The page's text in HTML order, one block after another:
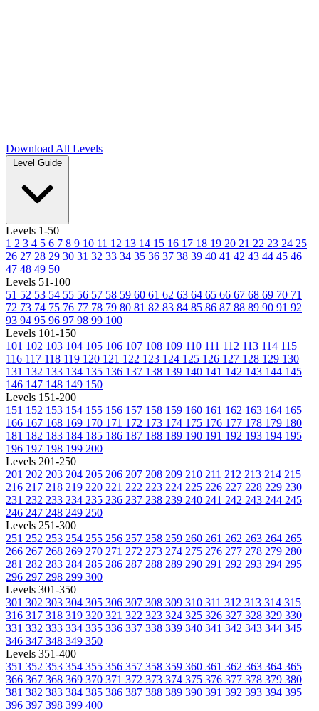
Download All Levels
Level Guide
Levels 1-50
1 2 3 4 5 6 7 8 9 10 11 12 13 14 15 16 17 18 19 20 21 22 23 24 25
26 27 28 29 30 31 32 33 34 35 36 37 38 39 40 41 42 43 44 45 46
47 48 49 50
Levels 51-100
51 52 53 54 55 56 57 58 59 60 61 62 63 64 65 66 67 68 69 70 71
72 73 74 75 76 77 78 79 80 81 82 83 84 85 86 87 88 89 90 91 92
93 94 95 96 97 98 99 100
Levels 101-150
101 102 103 104 105 106 107 108 109 110 111 112 113 114 115
116 117 118 119 120 121 122 123 124 125 126 127 128 129 130
131 132 133 134 135 136 137 138 139 140 141 142 143 144 145
146 147 148 149 150
Levels 151-200
151 152 153 154 155 156 157 158 159 160 161 162 163 164 165
166 167 168 169 170 171 172 173 174 175 176 177 178 179 180
181 182 183 184 185 186 187 188 189 190 191 192 193 194 195
196 197 198 199 200
Levels 201-250
201 202 203 204 205 206 207 208 209 210 211 212 213 214 215
216 217 218 219 220 221 222 223 224 225 226 227 228 229 230
231 232 233 234 235 236 237 238 239 240 241 242 243 244 245
246 247 248 249 250
Levels 251-300
251 252 253 254 255 256 257 258 259 260 261 262 263 264 265
266 267 268 269 270 271 272 273 274 275 276 277 278 279 280
281 282 283 284 285 286 287 288 289 290 291 292 293 294 295
296 297 298 299 300
Levels 301-350
301 302 303 304 305 306 307 308 309 310 311 312 313 314 315
316 317 318 319 320 321 322 323 324 325 326 327 328 329 330
331 332 333 334 335 336 337 338 339 340 341 342 343 344 345
346 347 348 349 350
Levels 351-400
351 352 353 354 355 356 357 358 359 360 361 362 363 364 365
366 367 368 369 370 371 372 373 374 375 376 377 378 379 380
381 382 383 384 385 386 387 388 389 390 391 392 393 394 395
396 397 398 399 400